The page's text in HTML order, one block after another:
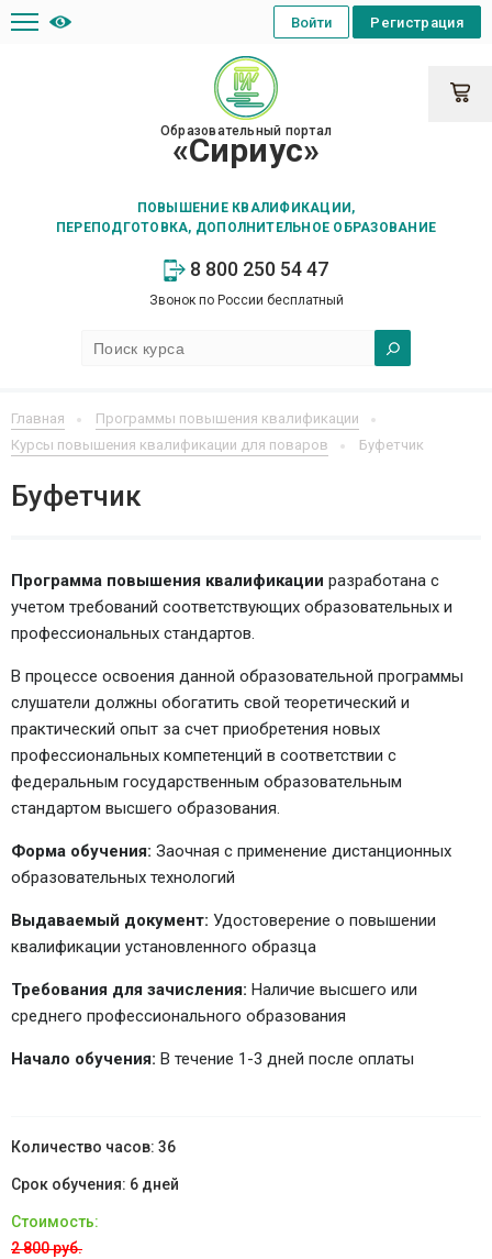
Образовательный портал
«Сириус»
ПОВЫШЕНИЕ КВАЛИФИКАЦИИ,
ПЕРЕПОДГОТОВКА, ДОПОЛНИТЕЛЬНОЕ ОБРАЗОВАНИЕ
8 800 250 54 47
Звонок по России бесплатный
Регистрация
Войти
Главная
Программы повышения квалификации
Курсы повышения квалификации для поваров
Буфетчик
Буфетчик
Программа повышения квалификации разработана с
учетом требований соответствующих образовательных и
профессиональных стандартов.
В процессе освоения данной образовательной программы
слушатели должны обогатить свой теоретический и
практический опыт за счет приобретения новых
профессиональных компетенций в соответствии с
федеральным государственным образовательным
стандартом высшего образования.
Форма обучения: Заочная с применение дистанционных
образовательных технологий
Выдаваемый документ: Удостоверение о повышении
квалификации установленного образца
Требования для зачисления: Наличие высшего или
среднего профессионального образования
Начало обучения: В течение 1-3 дней после оплаты
36
6 дней
2 800 руб.